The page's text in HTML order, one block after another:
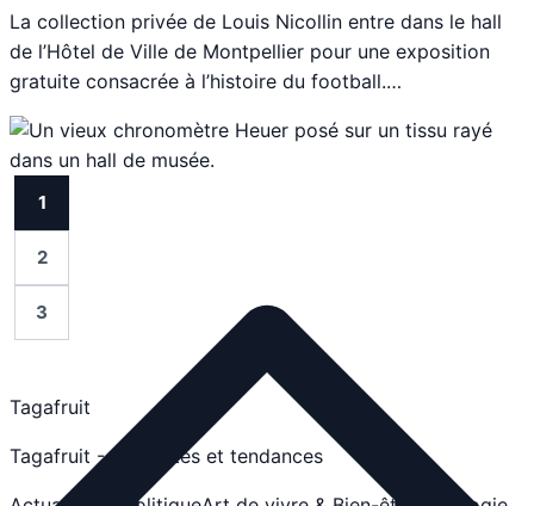
La collection privée de Louis Nicollin entre dans le hall
de l’Hôtel de Ville de Montpellier pour une exposition
gratuite consacrée à l’histoire du football.…
1
2
3
Tagafruit
Tagafruit - Actualités et tendances